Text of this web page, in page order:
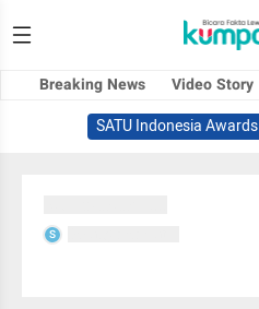
Breaking News Video Story
SATU Indonesia Awards
S